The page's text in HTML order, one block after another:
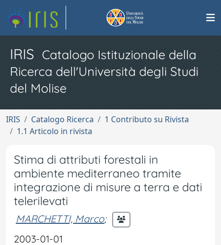
IRIS Catalogo Istituzionale della
Ricerca dell'Università degli Studi
del Molise
IRIS Catalogo Ricerca
1 Contributo su Rivista
1.1 Articolo in rivista
Stima di attributi forestali in
ambiente mediterraneo tramite
integrazione di misure a terra e dati
telerilevati
MARCHETTI, Marco;
2003-01-01